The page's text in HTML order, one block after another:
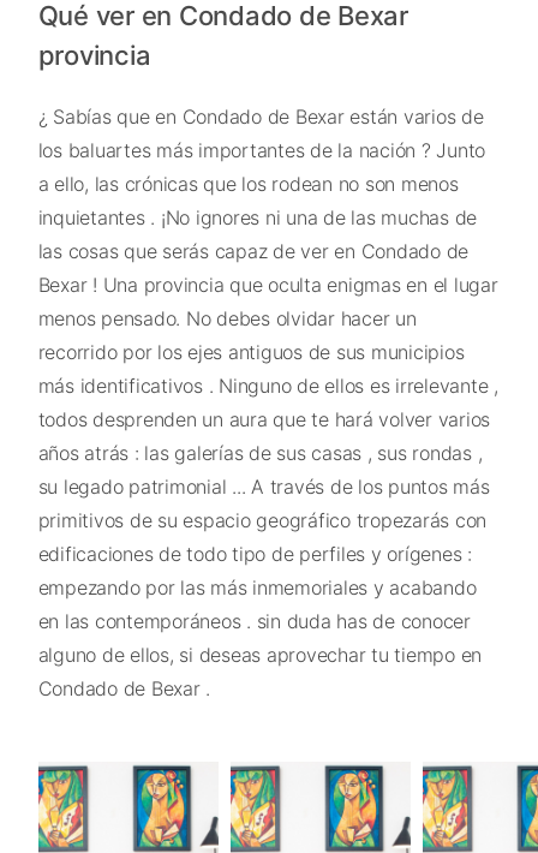
Qué ver en Condado de Bexar
provincia
¿ Sabías que en Condado de Bexar están varios de
los baluartes más importantes de la nación ? Junto
a ello, las crónicas que los rodean no son menos
inquietantes . ¡No ignores ni una de las muchas de
las cosas que serás capaz de ver en Condado de
Bexar ! Una provincia que oculta enigmas en el lugar
menos pensado. No debes olvidar hacer un
recorrido por los ejes antiguos de sus municipios
más identificativos . Ninguno de ellos es irrelevante ,
todos desprenden un aura que te hará volver varios
años atrás : las galerías de sus casas , sus rondas ,
su legado patrimonial ... A través de los puntos más
primitivos de su espacio geográfico tropezarás con
edificaciones de todo tipo de perfiles y orígenes :
empezando por las más inmemoriales y acabando
en las contemporáneos . sin duda has de conocer
alguno de ellos, si deseas aprovechar tu tiempo en
Condado de Bexar .